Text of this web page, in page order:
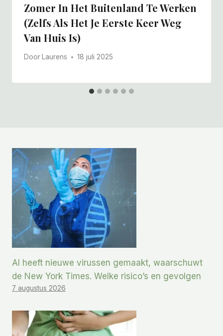
Zomer In Het Buitenland Te Werken
(zelfs Als Het Je Eerste Keer Weg
Van Huis Is)
Door Laurens 18 juli 2025
AI heeft nieuwe virussen gemaakt, waarschuwt
de New York Times. Welke risico’s en gevolgen
7 augustus 2026